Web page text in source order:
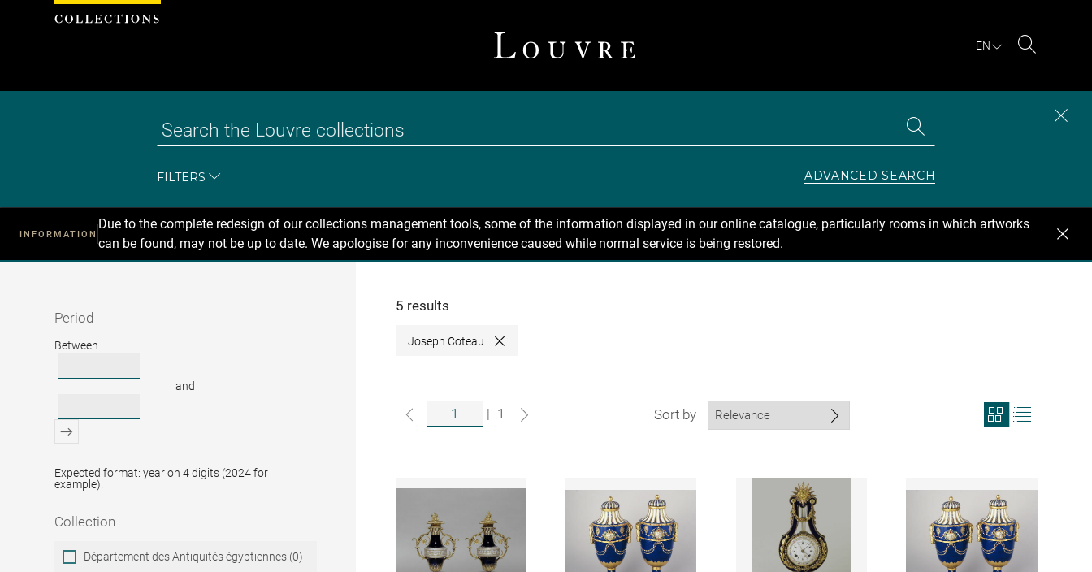
EN
FILTERS ADVANCED SEARCH
INFORMATION
Due to the complete redesign of our collections management tools, some of the information displayed in our online catalogue, particularly rooms in which artworks
can be found, may not be up to date. We apologise for any inconvenience caused while normal service is being restored.
Recherche
Period
Period
Between
and
Expected format: year on 4 digits (2024 for
example).
Collection
Collection
Département des Antiquités égyptiennes (0)
5 results
Joseph Coteau Close
| 1 Sort by
View
search
Cookies management panel